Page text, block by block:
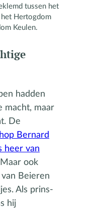
tussen het
Hertogdom
Keulen.
hadden
macht, maar
De
Bernard
heer van
ook
Beieren
Als prins-
hij